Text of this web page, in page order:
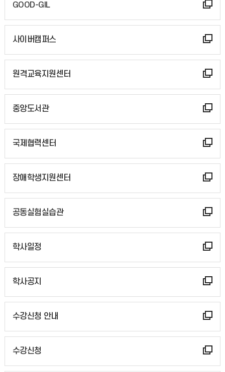
GOOD-GIL
사이버캠퍼스
원격교육지원센터
중앙도서관
국제협력센터
장애학생지원센터
공동실험실습관
학사일정
학사공지
수강신청 안내
수강신청